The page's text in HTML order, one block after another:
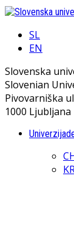
SL
EN
Slovenska
Slovenian
Pivovarniška
1000 Ljubljana